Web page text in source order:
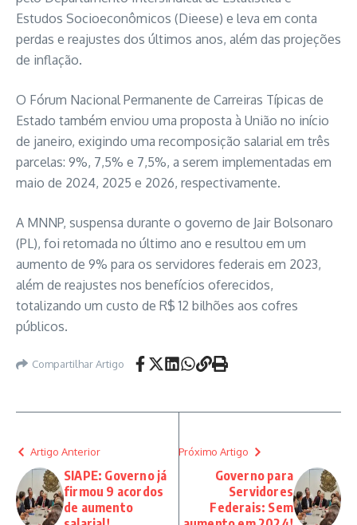
Estudos Socioeconômicos (Dieese) e leva em conta
perdas e reajustes dos últimos anos, além das projeções
de inflação.
O Fórum Nacional Permanente de Carreiras Típicas de
Estado também enviou uma proposta à União no início
de janeiro, exigindo uma recomposição salarial em três
parcelas: 9%, 7,5% e 7,5%, a serem implementadas em
maio de 2024, 2025 e 2026, respectivamente.
A MNNP, suspensa durante o governo de Jair Bolsonaro
(PL), foi retomada no último ano e resultou em um
aumento de 9% para os servidores federais em 2023,
além de reajustes nos benefícios oferecidos,
totalizando um custo de R$ 12 bilhões aos cofres
públicos.
Compartilhar Artigo
Artigo Anterior
SIAPE: Governo já
firmou 9 acordos
de aumento
Próximo Artigo
Governo para
Servidores
Federais: Sem